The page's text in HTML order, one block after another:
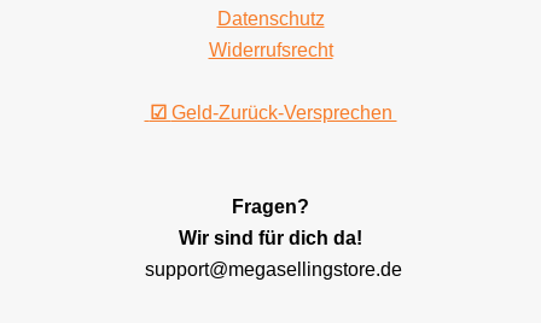
Datenschutz
Widerrufsrecht
☑ Geld-Zurück-Versprechen
Fragen?
Wir sind für dich da!
support@megasellingstore.de